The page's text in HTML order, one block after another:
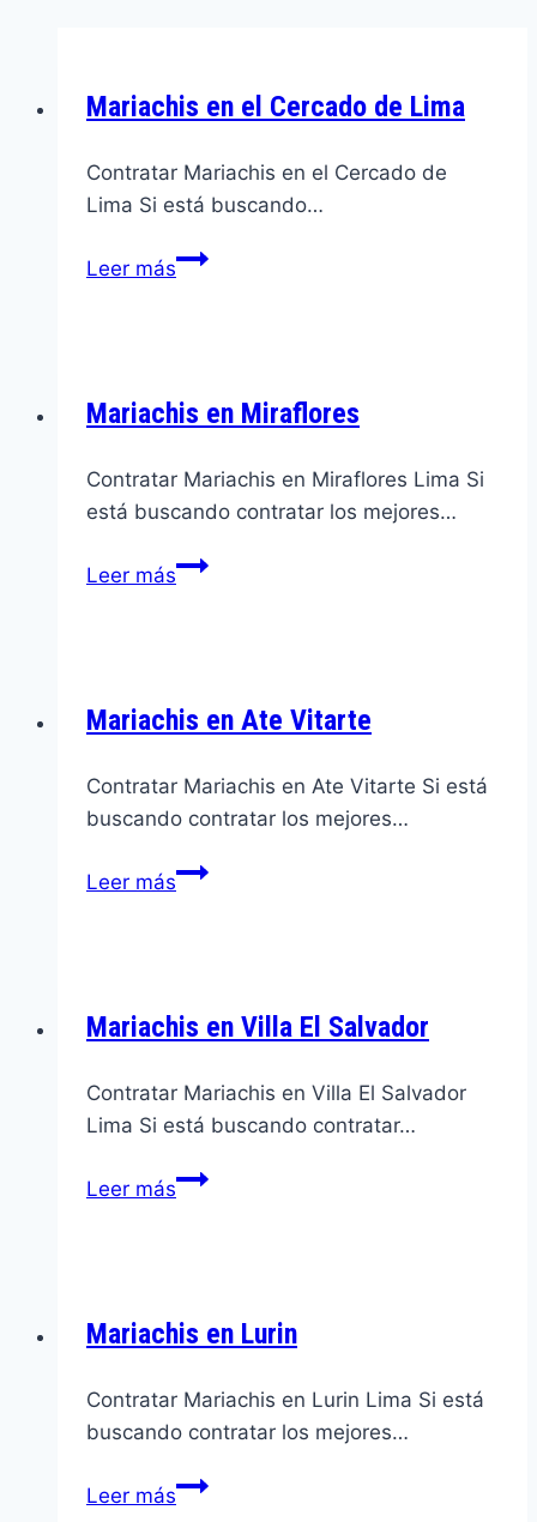
Mariachis en el Cercado de Lima
Contratar Mariachis en el Cercado de
Lima Si está buscando…
Leer másMariachis
Lima
Mariachis en Miraflores
Contratar Mariachis en Miraflores Lima Si
está buscando contratar los mejores…
Leer másMariachis
Mariachis en Ate Vitarte
Contratar Mariachis en Ate Vitarte Si está
buscando contratar los mejores…
Leer másMariachis
Mariachis en Villa El Salvador
Contratar Mariachis en Villa El Salvador
Lima Si está buscando contratar…
Leer másMariachis
Mariachis en Lurin
Contratar Mariachis en Lurin Lima Si está
buscando contratar los mejores…
Leer másMariachis